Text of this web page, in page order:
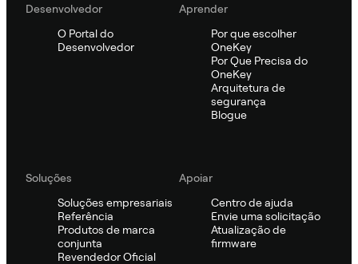
Desenvolvedor
O Portal do
Desenvolvedor
Aprender
Por que escolher
OneKey
Por Que Precisa do
OneKey
Arquitetura de
segurança
Blogue
Soluções
Soluções empresariais
Referência
Produtos de marca
conjunta
Revendedor Oficial
Apoiar
Centro de ajuda
Envie uma solicitação
Atualização de
firmware